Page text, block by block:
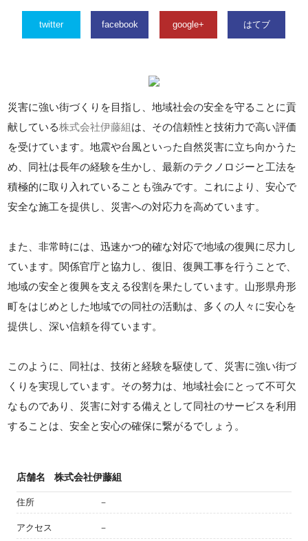
twitter facebook google+ はてブ
災害に強い街づくりを目指し、地域社会の安全を守ることに貢
献している株式会社伊藤組は、その信頼性と技術力で高い評価
を受けています。地震や台風といった自然災害に立ち向かうた
め、同社は長年の経験を生かし、最新のテクノロジーと工法を
積極的に取り入れていることも強みです。これにより、安心で
安全な施工を提供し、災害への対応力を高めています。
また、非常時には、迅速かつ的確な対応で地域の復興に尽力し
ています。関係官庁と協力し、復旧、復興工事を行うことで、
地域の安全と復興を支える役割を果たしています。山形県舟形
町をはじめとした地域での同社の活動は、多くの人々に安心を
提供し、深い信頼を得ています。
このように、同社は、技術と経験を駆使して、災害に強い街づ
くりを実現しています。その努力は、地域社会にとって不可欠
なものであり、災害に対する備えとして同社のサービスを利用
することは、安全と安心の確保に繋がるでしょう。
店舗名 株式会社伊藤組
住所 －
アクセス －